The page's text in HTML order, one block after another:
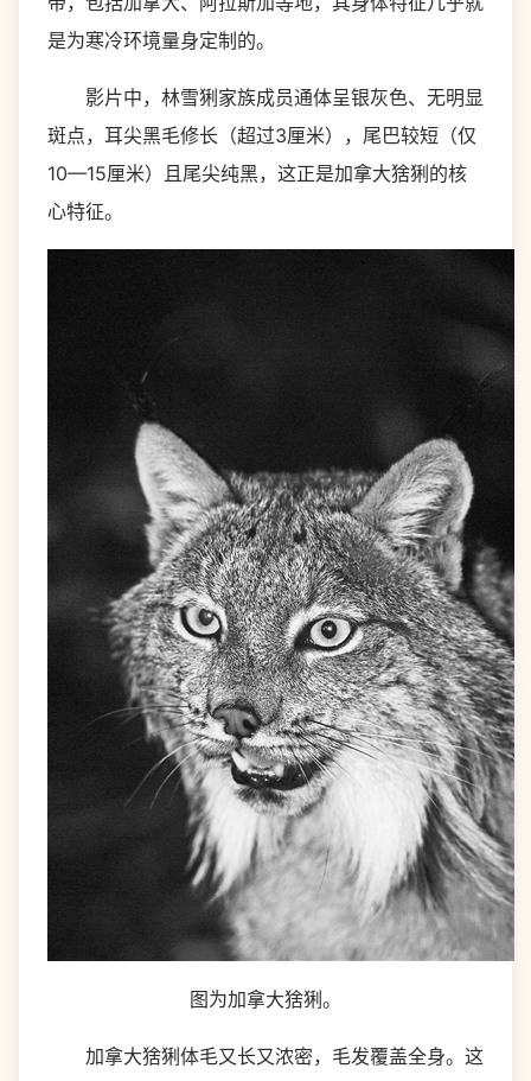
是为寒冷环境量身定制的。
影片中，林雪猁家族成员通体呈银灰色、无明显
斑点，耳尖黑毛修长（超过3厘米），尾巴较短（仅
10—15厘米）且尾尖纯黑，这正是加拿大猞猁的核
心特征。
图为加拿大猞猁。
加拿大猞猁体毛又长又浓密，毛发覆盖全身。这